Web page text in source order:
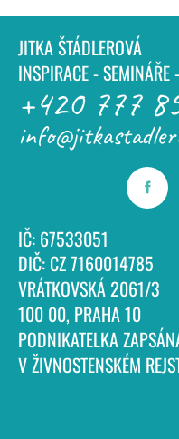
JITKA ŠTÁDLEROVÁ
INSPIRACE -
+420 777
IČ: 67533051
DIČ: CZ 7160014785
VRÁTKOVSKÁ 2061/3
100 00, PRAHA 10
PODNIKATELKA
V ŽIVNOSTENSKÉM